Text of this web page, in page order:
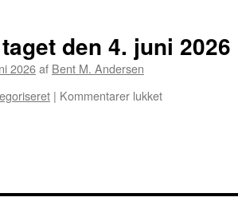
2.
den 4. juni 2026
2026af Bent M. Andersen
| Kommentarer lukkettil
2026